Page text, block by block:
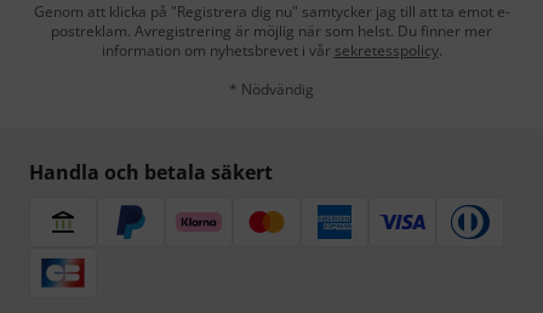
Genom att klicka på "Registrera dig nu" samtycker jag till att ta emot e-
postreklam. Avregistrering är möjlig när som helst. Du finner mer
information om nyhetsbrevet i vår sekretesspolicy.
* Nödvändig
Handla och betala säkert